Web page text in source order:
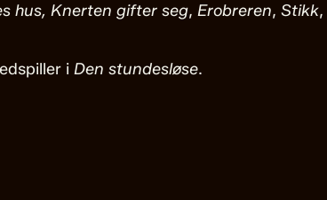
hus, Knerten gifter seg, Erobreren, Stikk,
i Den stundesløse.